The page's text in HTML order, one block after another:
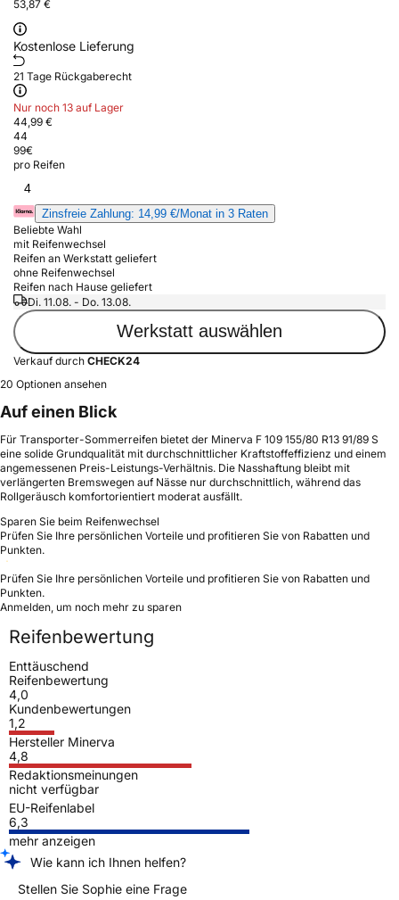
53,87 €
Kostenlose Lieferung
21 Tage Rückgaberecht
Nur noch 13 auf Lager
44,99 €
44
99€
pro Reifen
4
Zinsfreie Zahlung: 14,99 €/Monat in 3 Raten
Beliebte Wahl
mit Reifenwechsel
Reifen an Werkstatt geliefert
ohne Reifenwechsel
Reifen nach Hause geliefert
Di. 11.08. - Do. 13.08.
Werkstatt auswählen
Verkauf durch CHECK24
20 Optionen ansehen
Auf einen Blick
Für Transporter-Sommerreifen bietet der Minerva F 109 155/80 R13 91/89 S
eine solide Grundqualität mit durchschnittlicher Kraftstoffeffizienz und einem
angemessenen Preis-Leistungs-Verhältnis. Die Nasshaftung bleibt mit
verlängerten Bremswegen auf Nässe nur durchschnittlich, während das
Rollgeräusch komfortorientiert moderat ausfällt.
Sparen Sie beim Reifenwechsel
Prüfen Sie Ihre persönlichen Vorteile und profitieren Sie von Rabatten und
Punkten.
Prüfen Sie Ihre persönlichen Vorteile und profitieren Sie von Rabatten und
Punkten.
Anmelden, um noch mehr zu sparen
Reifenbewertung
Enttäuschend
Reifenbewertung
4,0
Kundenbewertungen
1,2
Hersteller Minerva
4,8
Redaktionsmeinungen
nicht verfügbar
EU-Reifenlabel
6,3
mehr anzeigen
Wie kann ich Ihnen helfen?
Stellen Sie Sophie eine Frage